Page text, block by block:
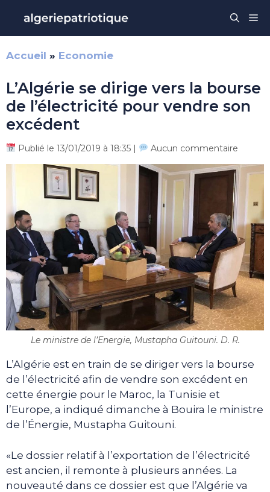
contenu
Accueil » Economie
L’Algérie se dirige vers la bourse
de l’électricité pour vendre son
excédent
Publié le 13/01/2019 à 18:35 | Aucun commentaire
Le ministre de l’Energie, Mustapha Guitouni. D. R.
L’Algérie est en train de se diriger vers la bourse
de l’électricité afin de vendre son excédent en
cette énergie pour le Maroc, la Tunisie et
l’Europe, a indiqué dimanche à Bouira le ministre
de l’Énergie, Mustapha Guitouni.
«Le dossier relatif à l’exportation de l’électricité
est ancien, il remonte à plusieurs années. La
nouveauté dans ce dossier est que l’Algérie va